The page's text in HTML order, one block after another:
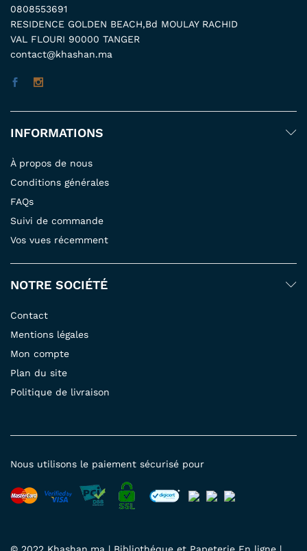
0808553691
RESIDENCE GOLDEN BEACH,Bd MOULAY RACHID
VAL FLOURI 90000 TANGER
contact@khashan.ma
INFORMATIONS
À propos de nous
Conditions générales
FAQs
Suivi de commande
Vos vues récemment
NOTRE SOCIÉTÉ
Contact
Mentions légales
Mon compte
Plan du site
Politique de livraison
Nous utilisons le paiement sécurisé pour